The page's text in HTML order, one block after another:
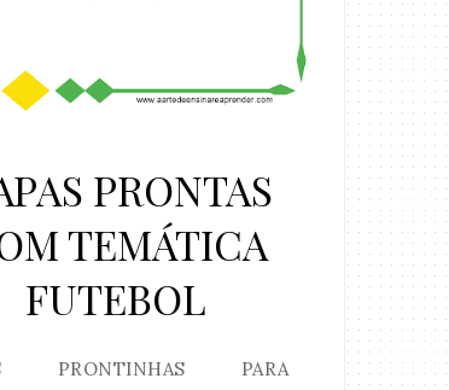
PRONTAS
TEMÁTICA
FUTEBOL
PRONTINHAS PARA